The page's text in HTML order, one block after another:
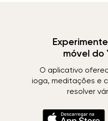
móvel do
O aplicativo
ioga, meditações e
resolver